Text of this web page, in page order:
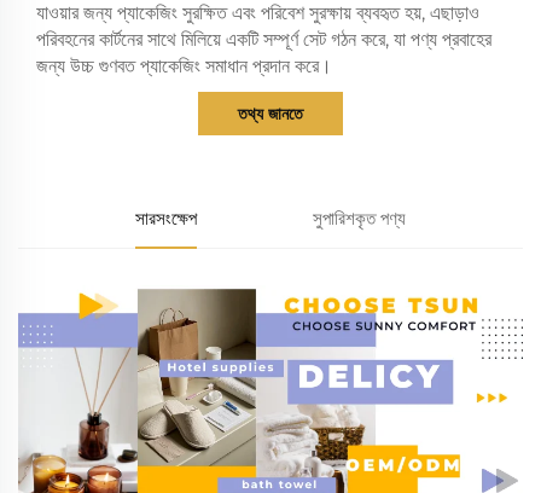
যাওয়ার জন্য প্যাকেজিং সুরক্ষিত এবং পরিবেশ সুরক্ষায় ব্যবহৃত হয়, এছাড়াও
পরিবহনের কার্টনের সাথে মিলিয়ে একটি সম্পূর্ণ সেট গঠন করে, যা পণ্য প্রবাহের
জন্য উচ্চ গুণবত প্যাকেজিং সমাধান প্রদান করে।
তথ্য জানতে
সারসংক্ষেপ সুপারিশকৃত পণ্য